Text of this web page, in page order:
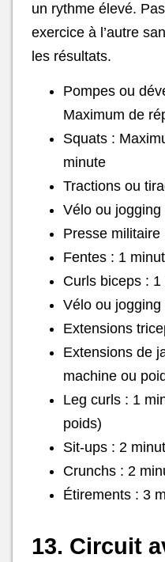
un rythme élevé.
exercice à l’autre
les résultats.
Pompes ou
Maximum de
Squats :
minute
Tractions ou
Vélo ou
Presse militaire
Fentes : 1
Curls biceps : 1
Vélo ou
Extensions
Extensions de
machine ou
Leg curls : 1
poids)
Sit-ups : 2
Crunchs : 2
Étirements : 3
13. Circuit